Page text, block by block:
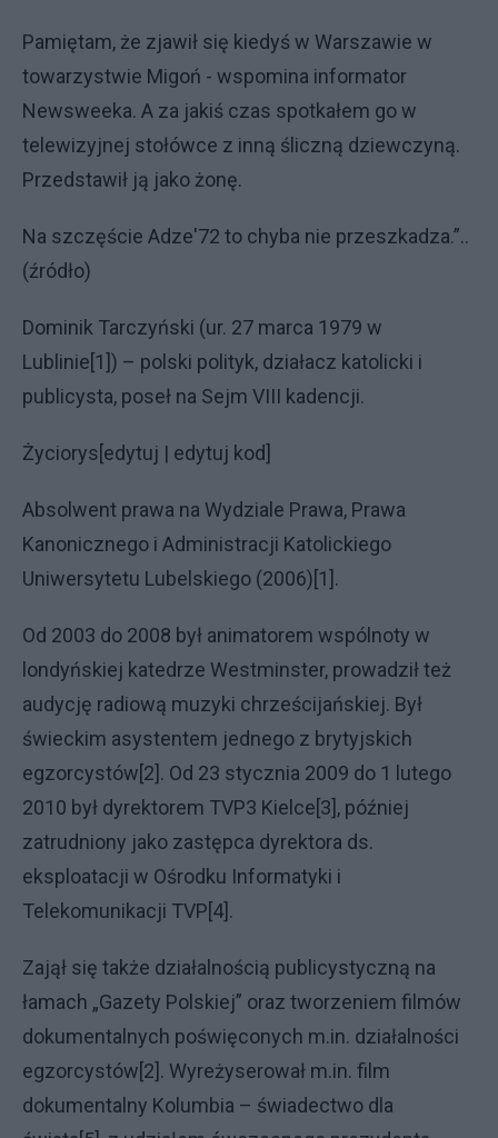
Pamiętam, że zjawił się kiedyś w Warszawie w
towarzystwie Migoń - wspomina informator
Newsweeka. A za jakiś czas spotkałem go w
telewizyjnej stołówce z inną śliczną dziewczyną.
Przedstawił ją jako żonę.
Na szczęście Adze'72 to chyba nie przeszkadza.”..
(źródło)
Dominik Tarczyński (ur. 27 marca 1979 w
Lublinie[1]) – polski polityk, działacz katolicki i
publicysta, poseł na Sejm VIII kadencji.
Życiorys[edytuj | edytuj kod]
Absolwent prawa na Wydziale Prawa, Prawa
Kanonicznego i Administracji Katolickiego
Uniwersytetu Lubelskiego (2006)[1].
Od 2003 do 2008 był animatorem wspólnoty w
londyńskiej katedrze Westminster, prowadził też
audycję radiową muzyki chrześcijańskiej. Był
świeckim asystentem jednego z brytyjskich
egzorcystów[2]. Od 23 stycznia 2009 do 1 lutego
2010 był dyrektorem TVP3 Kielce[3], później
zatrudniony jako zastępca dyrektora ds.
eksploatacji w Ośrodku Informatyki i
Telekomunikacji TVP[4].
Zajął się także działalnością publicystyczną na
łamach „Gazety Polskiej” oraz tworzeniem filmów
dokumentalnych poświęconych m.in. działalności
egzorcystów[2]. Wyreżyserował m.in. film
dokumentalny Kolumbia – świadectwo dla